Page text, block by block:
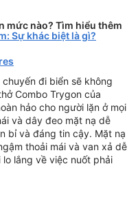
mức nào? Tìm hiểu thêm
Sự khác biệt là gì?
đi biển sẽ không
Combo Trygon của
hảo cho người lặn ở mọi
và dây đeo mặt nạ dễ
bỉ và đáng tin cậy. Mặt nạ
thoải mái và van xả dễ
lắng về việc nuốt phải